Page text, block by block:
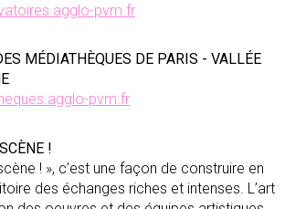
pvm.fr
MÉDIATHÈQUES DE PARIS - VALLÉE
pvm.fr
!
! », c’est une façon de construire en
des échanges riches et intenses. L’art